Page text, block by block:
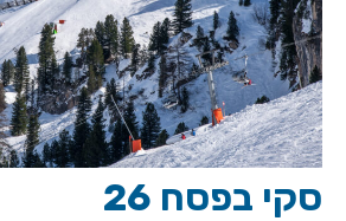
סקי בפסח 26